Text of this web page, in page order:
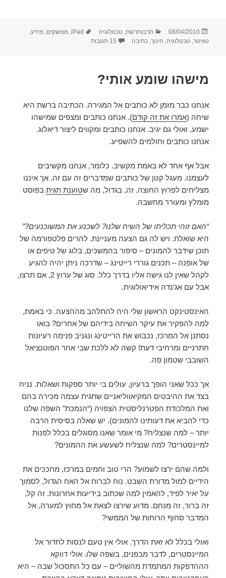
פורסם
בתאריך
08/04/2010 קטגוריות
תרבותרשת, טכנולוגיה תגיות
iPad
,ממשקים,מידע,
טוויטר, טכנולוגיה, חינוך,כתיבה 15 תגובות על במרחק נגיעה (פוסט על אייפד,
מישהו שומע אותי?
אנחנו כבר מזמן לא כותבים אל המגירה. הכתיבה ברשת היא
שיחה (אמרו את זה קודם). אנחנו כותבים ומצפים שמישהו
ישמע, ואולי גם יגיב. אנחנו כותבים ומקווים ליצור דיאלוג.
אנחנו כותבים וחולמים להשפיע.
אבל אף אחד לא באמת מקשיב. כלומר, אנחנו מקשיבים
לעצמנו. מעגל קטן של כותבים שמדברים זה עם זה. אך איננו
מצליחים לפרוץ החוצה. זה, בגדול, מה שטוענת תגית בפוסט
מומלץ ומעורר מחשבה.
“האם זוהי תכליתו של השיח שלנו? לשכנע את המשוכנעים?”
היא שואלת. ויש לה גם הצעה מעניינת. להרים פלטפורמה של
תוכן שידבר להמונים – סיפור בהמשכים, בלוג של טיפים או
של אופנה – תכנים גוררי רייטינג – שדרכה ניתן יהיה להגיע
לקהל שאין לנו גישה אליו בדרך כלל. סוג של ערוץ 2, אם תרצו,
אבל עם אג’נדה אידיאולוגית.
האינסטינקט הראשון שלי היה להתלהב מההצעה. כי באמת,
למה להפקיר את עיקר השיחה בידיהם של אחרים? בואו
נסתנן אל המרכז, נכבוש את הרייטינג ונגניב פנימה רעיונות
חתרניים ומרחיבי דעת! קשה לא ללכת שבי אחר הפוטנציאל
השובבי שטמון פה.
אך ככל שאני הופך ברעיון, עולים בי יותר ספקות ושאלות. נניח
בצד את ההיבטים המקיאווליאניים שתגית עצמה מכירה בהם
ואת המלכודת הפטרנליסטית הצפויה (“הנמכת” השפה שלנו
כדי להביא את דעותינו להמונים). יש שאלה בסיסית הרבה
יותר – למה שנצליח? מי אומר שאנו מסוגלים בכלל לפנות
למיינסטרים? למה שנצליח לשעשע את ההמונים?
ולמה שהם ירצו לשמוע? הרי טוב וחמים במרכז, מחככים את
הידיים למול מדורת השבט. נוח לברוח אל האח הגדול, לסמוך
על יאיר לפיד, להאמין למה שכתוב בידיעות אחרונות. זה קל,
זה ברור, זה מנחם. מדוע שירצו לצאת אל מחוץ למערה, אל
המדבר סחוף הרוחות של הממשי?
ואולי בכלל לא זאת הדרך. אולי אין טעם לנסות לחדור אל
המיינסטרים, לדבר מבפנים, בשפה שלו. אולי דווקא
הההדפקות המתמדת מהשוליים – עם כל התסכול שבה – היא